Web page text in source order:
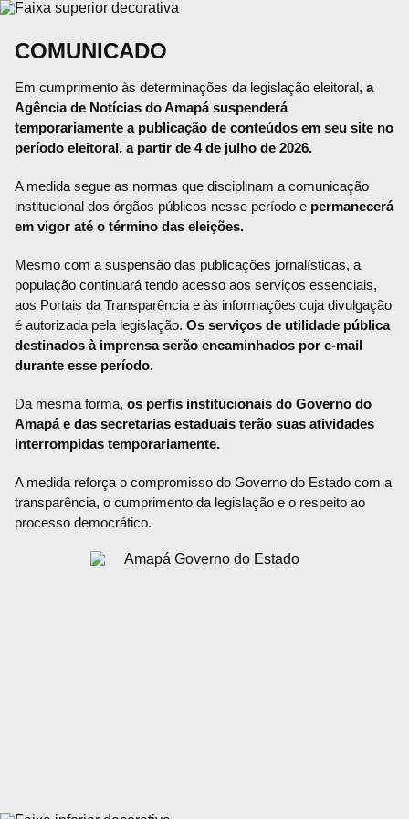
COMUNICADO
Em cumprimento às determinações da legislação eleitoral, a
Agência de Notícias do Amapá suspenderá
temporariamente a publicação de conteúdos em seu site no
período eleitoral, a partir de 4 de julho de 2026.
A medida segue as normas que disciplinam a comunicação
institucional dos órgãos públicos nesse período e permanecerá
em vigor até o término das eleições.
Mesmo com a suspensão das publicações jornalísticas, a
população continuará tendo acesso aos serviços essenciais,
aos Portais da Transparência e às informações cuja divulgação
é autorizada pela legislação. Os serviços de utilidade pública
destinados à imprensa serão encaminhados por e-mail
durante esse período.
Da mesma forma, os perfis institucionais do Governo do
Amapá e das secretarias estaduais terão suas atividades
interrompidas temporariamente.
A medida reforça o compromisso do Governo do Estado com a
transparência, o cumprimento da legislação e o respeito ao
processo democrático.